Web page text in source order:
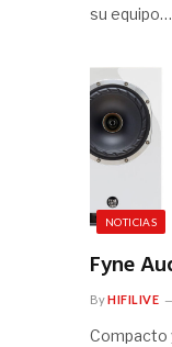
su equipo…
NOTICIAS
Fyne
ByHIFILIVE
Compacto